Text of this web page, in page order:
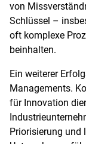
von
Schlüssel –
oft komplexe
beinhalten.
Ein weiterer
Managements.
für Innovation
Priorisierung und